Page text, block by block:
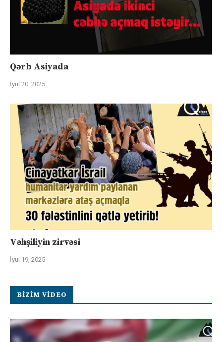
Qərb Asiyada
İyul 20, 2025
Vəhşiliyin zirvəsi
İyul 19, 2025
BIZIM VIDEO